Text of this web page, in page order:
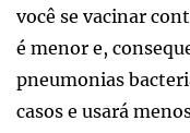
você se vacinar
é menor e,
pneumonias
casos e usará